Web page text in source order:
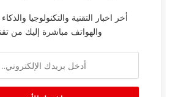
أخر اخبار التقنية والتكنولوجيا
والهواتف مباشرة إليك من